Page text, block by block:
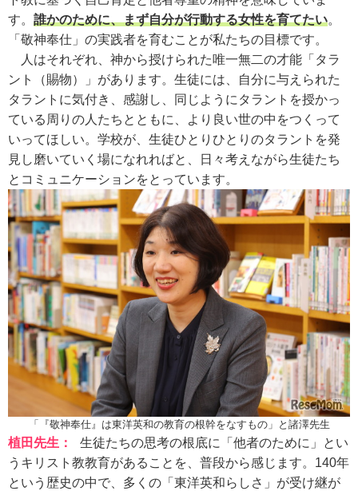
す。 誰かのために、まず自分が行動する女性を育てたい。
「敬神奉仕」の実践者を育むことが私たちの目標です。
人はそれぞれ、神から授けられた唯一無二の才能「タラ
ント（賜物）」があります。生徒には、自分に与えられた
タラントに気付き、感謝し、同じようにタラントを授かっ
ている周りの人たちとともに、より良い世の中をつくって
いってほしい。学校が、生徒ひとりひとりのタラントを発
見し磨いていく場になれればと、日々考えながら生徒たち
とコミュニケーションをとっています。
「『敬神奉仕』は東洋英和の教育の根幹をなすもの」と諸澤先生
植田先生：
生徒たちの思考の根底に「他者のために」とい
うキリスト教教育があることを、普段から感じます。140年
という歴史の中で、多くの「東洋英和らしさ」が受け継が